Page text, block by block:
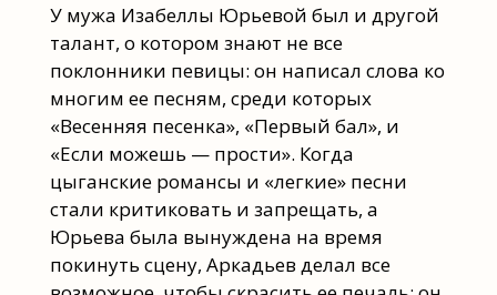
У мужа Изабеллы Юрьевой был и другой
талант, о котором знают не все
поклонники певицы: он написал слова ко
многим ее песням, среди которых
«Весенняя песенка», «Первый бал», и
«Если можешь — прости». Когда
цыганские романсы и «легкие» песни
стали критиковать и запрещать, а
Юрьева была вынуждена на время
покинуть сцену, Аркадьев делал все